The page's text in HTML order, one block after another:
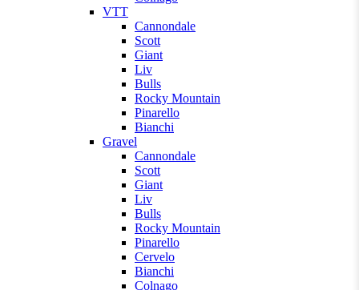
VTT
Cannondale
Scott
Giant
Liv
Bulls
Rocky Mountain
Pinarello
Bianchi
Gravel
Cannondale
Scott
Giant
Liv
Bulls
Rocky Mountain
Pinarello
Cervelo
Bianchi
Colnago